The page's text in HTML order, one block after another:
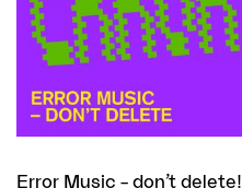
Error Music – don’t delete!